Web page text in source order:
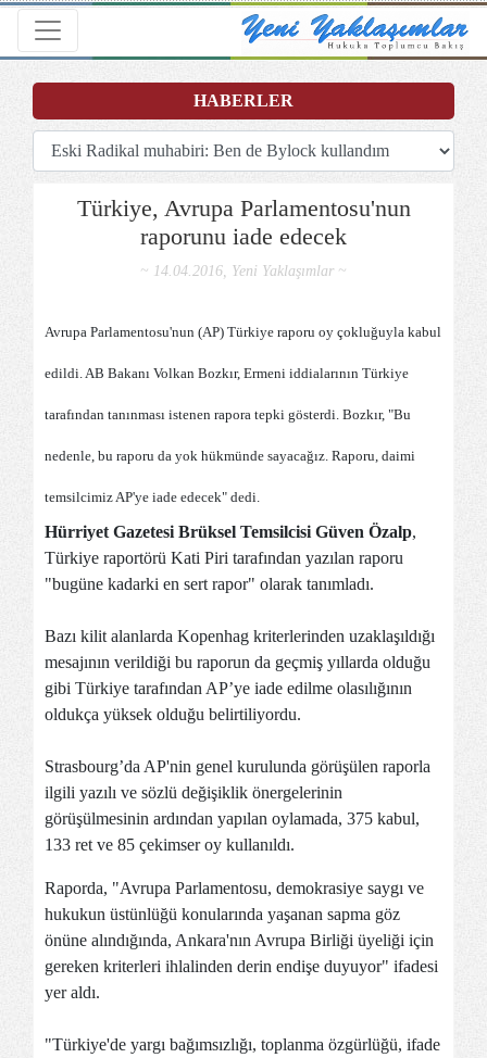
Toggle navigation
Türkiye, Avrupa Parlamentosu'nun
raporunu iade edecek
~ 14.04.2016, Yeni Yaklaşımlar ~
Avrupa Parlamentosu'nun (AP) Türkiye raporu oy çokluğuyla kabul
edildi. AB Bakanı Volkan Bozkır, Ermeni iddialarının Türkiye
tarafından tanınması istenen rapora tepki gösterdi. Bozkır, "Bu
nedenle, bu raporu da yok hükmünde sayacağız. Raporu, daimi
temsilcimiz AP'ye iade edecek" dedi.
Hürriyet Gazetesi Brüksel Temsilcisi Güven Özalp,
Türkiye raportörü Kati Piri tarafından yazılan raporu
"bugüne kadarki en sert rapor" olarak tanımladı.
Bazı kilit alanlarda Kopenhag kriterlerinden uzaklaşıldığı
mesajının verildiği bu raporun da geçmiş yıllarda olduğu
gibi Türkiye tarafından AP’ye iade edilme olasılığının
oldukça yüksek olduğu belirtiliyordu.
Strasbourg’da AP'nin genel kurulunda görüşülen raporla
ilgili yazılı ve sözlü değişiklik önergelerinin
görüşülmesinin ardından yapılan oylamada, 375 kabul,
133 ret ve 85 çekimser oy kullanıldı.
Raporda, "Avrupa Parlamentosu, demokrasiye saygı ve
hukukun üstünlüğü konularında yaşanan sapma göz
önüne alındığında, Ankara'nın Avrupa Birliği üyeliği için
gereken kriterleri ihlalinden derin endişe duyuyor" ifadesi
yer aldı.
"Türkiye'de yargı bağımsızlığı, toplanma özgürlüğü, ifade
HABERLER